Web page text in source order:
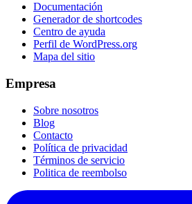
Documentación
Generador de shortcodes
Centro de ayuda
Perfil de WordPress.org
Mapa del sitio
Empresa
Sobre nosotros
Blog
Contacto
Política de privacidad
Términos de servicio
Politica de reembolso